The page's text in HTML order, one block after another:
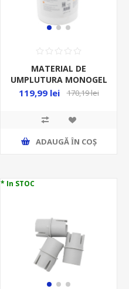
MATERIAL DE
UMPLUTURA MONOGEL
800ML/BUC
119,99 lei 170,19 lei
ADAUGĂ ȊN COŞ
* In STOC